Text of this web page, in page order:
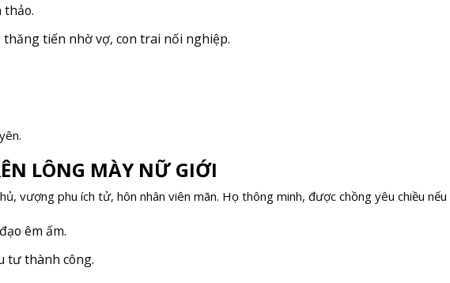
thảo.
tiến nhờ vợ, con trai nối nghiệp.
LÔNG MÀY NỮ GIỚI
vượng phu ích tử, hôn nhân viên mãn. Họ thông minh, được chồng yêu chiều nếu
êm ấm.
tư thành công.